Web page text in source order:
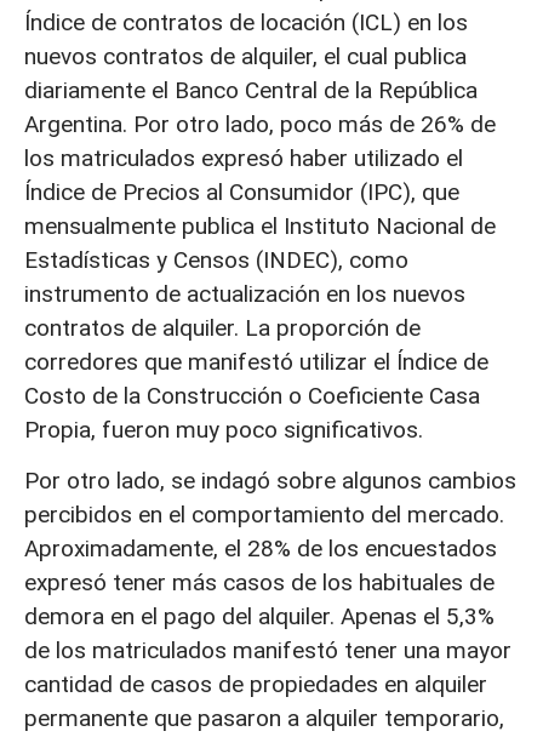
Índice de contratos de locación (ICL) en los
nuevos contratos de alquiler, el cual publica
diariamente el Banco Central de la República
Argentina. Por otro lado, poco más de 26% de
los matriculados expresó haber utilizado el
Índice de Precios al Consumidor (IPC), que
mensualmente publica el Instituto Nacional de
Estadísticas y Censos (INDEC), como
instrumento de actualización en los nuevos
contratos de alquiler. La proporción de
corredores que manifestó utilizar el Índice de
Costo de la Construcción o Coeficiente Casa
Propia, fueron muy poco significativos.
Por otro lado, se indagó sobre algunos cambios
percibidos en el comportamiento del mercado.
Aproximadamente, el 28% de los encuestados
expresó tener más casos de los habituales de
demora en el pago del alquiler. Apenas el 5,3%
de los matriculados manifestó tener una mayor
cantidad de casos de propiedades en alquiler
permanente que pasaron a alquiler temporario,